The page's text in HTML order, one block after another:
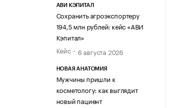
АВИ КЭПИТАЛ
Сохранить агроэкспортеру
194,5 млн рублей: кейс «АВИ
Кэпитал»
Кейс
6 августа 2026
НОВАЯ АНАТОМИЯ
Мужчины пришли к
косметологу: как выглядит
новый пациент